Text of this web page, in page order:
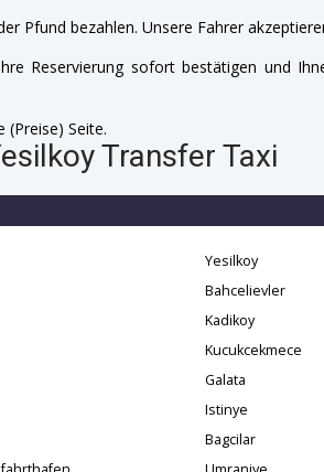
Pfund bezahlen. Unsere Fahrer
Reservierung sofort bestätigen und
Seite.
Transfer Taxi
Yesilkoy
Bahcelievler
Kadikoy
Kucukcekmece
Galata
Istinye
Bagcilar